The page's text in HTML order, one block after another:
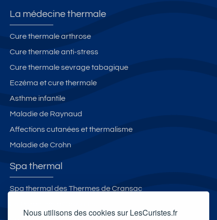
Nous utilisons des cookies sur LesCuristes.fr
La médecine thermale
Cure thermale arthrose
Cure thermale anti-stress
Cure thermale sevrage tabagique
Eczéma et cure thermale
Asthme infantile
Maladie de Raynaud
Affections cutanées et thermalisme
Maladie de Crohn
Spa thermal
Spa thermal des Thermes de Cransac